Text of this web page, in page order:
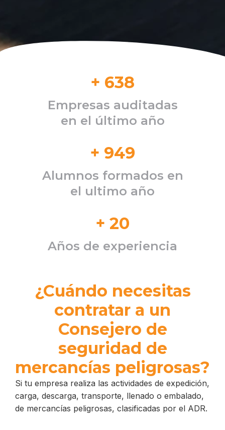
+ 638
Empresas auditadas
en el último año
+ 949
Alumnos formados en
el ultimo año
+ 20
Años de experiencia
¿Cuándo necesitas
contratar a un
Consejero de
seguridad de
mercancías peligrosas?
Si tu empresa realiza las actividades de expedición,
carga, descarga, transporte, llenado o embalado,
de mercancías peligrosas, clasificadas por el ADR.